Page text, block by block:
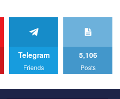
to help us implement our plan
below the video.
от команды "Гей-альянс
Telegram
Friends
5,106
Posts